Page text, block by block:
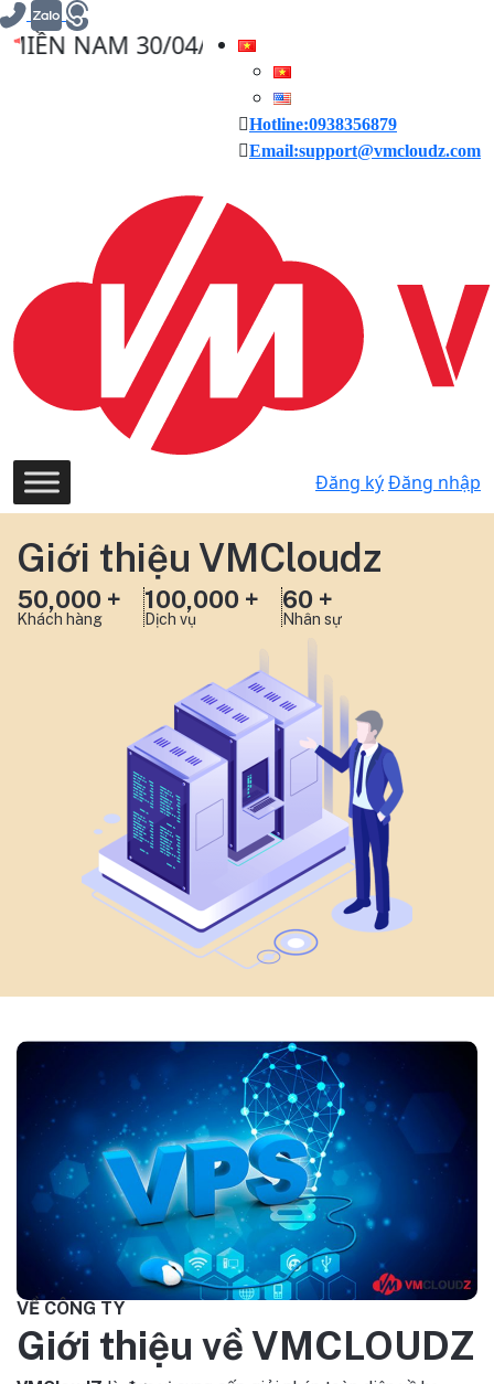
30/04/2025, VMCLOUDZ GIẢM GIÁ
Hotline:0938356879
Email:support@vmcloudz.com
Đăng kýĐăng nhập
Giới thiệu VMCloudz
50,000 +
Khách hàng
100,000 +
Dịch vụ
60 +
Nhân sự
VỀ CÔNG TY
Giới thiệu về VMCLOUDZ